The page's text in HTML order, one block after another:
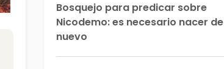
Bosquejo para predicar sobre
Nicodemo: es necesario nacer de
nuevo